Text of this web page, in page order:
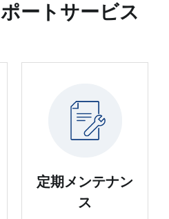
ートサービス
定期メンテナン
ス